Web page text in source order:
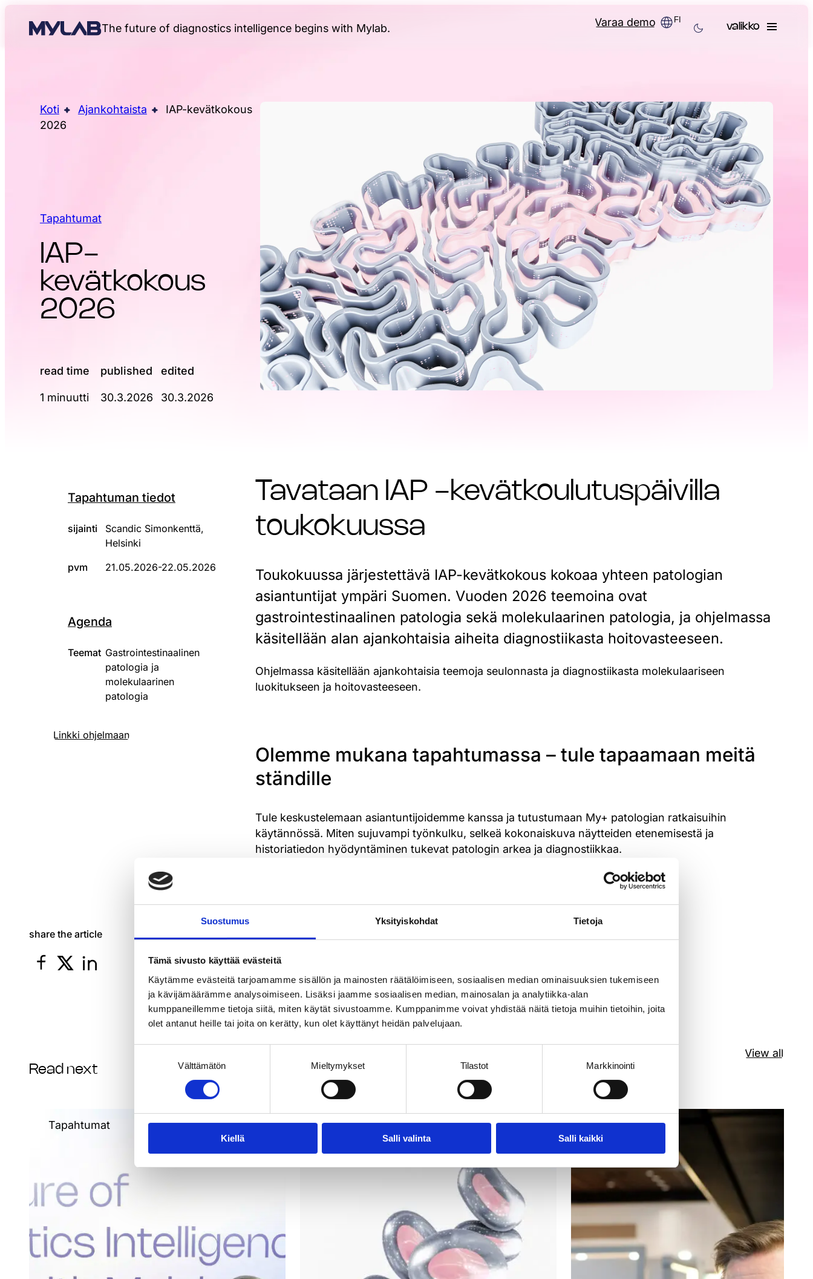
Suostumus Yksityiskohdat Tietoja
Tämä sivusto käyttää evästeitä
Käytämme evästeitä tarjoamamme sisällön ja mainosten räätälöimiseen, sosiaalisen median ominaisuuksien tukemiseen
ja kävijämäärämme analysoimiseen. Lisäksi jaamme sosiaalisen median, mainosalan ja analytiikka-alan
kumppaneillemme tietoja siitä, miten käytät sivustoamme. Kumppanimme voivat yhdistää näitä tietoja muihin tietoihin, joita
olet antanut heille tai joita on kerätty, kun olet käyttänyt heidän palvelujaan.
Välttämätön Mieltymykset Tilastot Markkinointi
Kiellä Salli valinta Salli kaikki
The future of diagnostics intelligence begins with Mylab. Varaa demo FI
valikko
Koti Ajankohtaista
IAP-kevätkokous
2026
Tapahtumat
IAP-
kevätkokous
2026
read time
1 minuutti
published
30.3.2026
edited
30.3.2026
Tapahtuman tiedot
sijainti
Scandic Simonkenttä,
Helsinki
pvm
21.05.2026-22.05.2026
Agenda
Teemat Gastrointestinaalinen
patologia ja
molekulaarinen
patologia
Linkki ohjelmaan
Tavataan IAP -kevätkoulutuspäivilla
toukokuussa
Toukokuussa järjestettävä IAP-kevätkokous kokoaa yhteen patologian
asiantuntijat ympäri Suomen. Vuoden 2026 teemoina ovat
gastrointestinaalinen patologia sekä molekulaarinen patologia, ja ohjelmassa
käsitellään alan ajankohtaisia aiheita diagnostiikasta hoitovasteeseen.
Ohjelmassa käsitellään ajankohtaisia teemoja seulonnasta ja diagnostiikasta molekulaariseen
luokitukseen ja hoitovasteeseen.
Olemme mukana tapahtumassa – tule tapaamaan meitä
ständille
Tule keskustelemaan asiantuntijoidemme kanssa ja tutustumaan My+ patologian ratkaisuihin
käytännössä. Miten sujuvampi työnkulku, selkeä kokonaiskuva näytteiden etenemisestä ja
historiatiedon hyödyntäminen tukevat patologin arkea ja diagnostiikkaa.
share the article
Read next
View all
Tapahtumat Tapahtumat Uutiset